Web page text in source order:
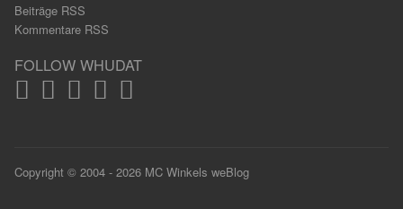
Beiträge RSS
Kommentare RSS
FOLLOW WHUDAT
Copyright © 2004 - 2026 MC Winkels weBlog